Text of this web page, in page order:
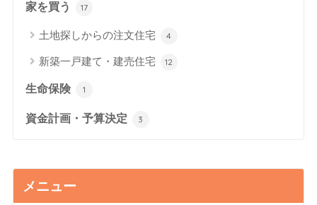
家を買う 17
土地探しからの注文住宅 4
新築一戸建て・建売住宅 12
生命保険 1
資金計画・予算決定 3
メニュー